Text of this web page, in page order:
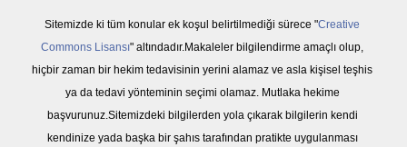
Sitemizde ki tüm konular ek koşul belirtilmediği sürece "Creative
Commons Lisansı" altındadır.Makaleler bilgilendirme amaçlı olup,
hiçbir zaman bir hekim tedavisinin yerini alamaz ve asla kişisel teşhis
ya da tedavi yönteminin seçimi olamaz. Mutlaka hekime
başvurunuz.Sitemizdeki bilgilerden yola çıkarak bilgilerin kendi
kendinize yada başka bir şahıs tarafından pratikte uygulanması